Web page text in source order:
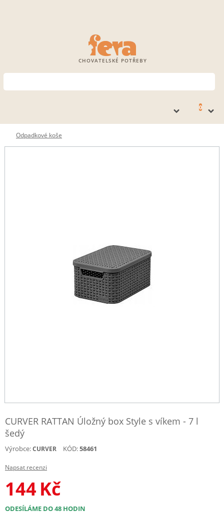
CHOVATELSKÉ POTŘEBY
0
Odpadkové koše
CURVER RATTAN Úložný box Style s víkem - 7 l
šedý
Výrobce:CURVER KÓD:58461
Napsat recenzi
144 Kč
ODESÍLÁME DO 48 HODIN